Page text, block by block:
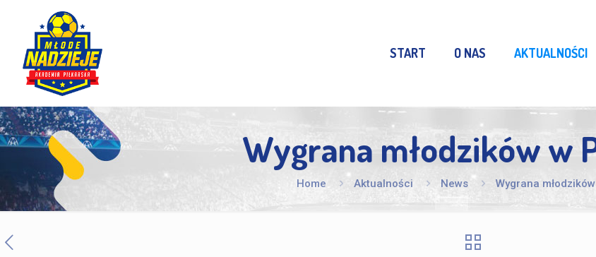
START O NAS AKTUALNOŚCI
Wygrana młodzików w
Home Aktualności News Wygrana